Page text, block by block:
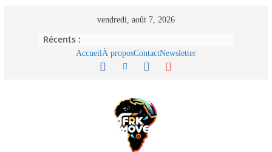
vendredi, août 7, 2026
Récents :
AccueilÀ proposContactNewsletter